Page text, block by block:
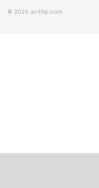
© 2020 aciltıp.com